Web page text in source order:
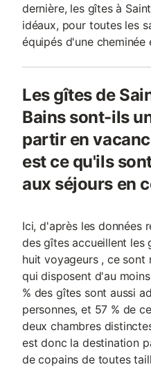
dernière, les gîtes à
idéaux, pour toutes les
équipés d'une cheminée
Les gîtes de
Bains sont-ils
partir en
est ce qu'ils
aux séjours en
Ici, d'après les données
des gîtes accueillent les
huit voyageurs , ce sont
qui disposent d'au
% des gîtes sont aussi
personnes, et 57 % de
deux chambres
est donc la destination
de copains de toutes